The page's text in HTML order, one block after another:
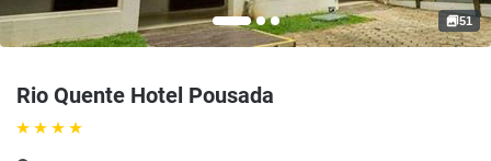
Rio Quente Hotel Pousada
51